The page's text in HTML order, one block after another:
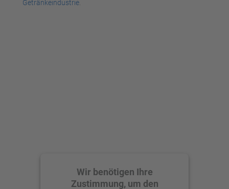
Getränkeindustrie
Wir benötigen Ihre
Zustimmung, um den